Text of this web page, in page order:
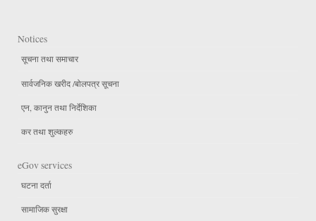
Notices
सूचना तथा समाचार
सार्वजनिक खरीद /बोलपत्र सूचना
एन, कानुन तथा निर्देशिका
कर तथा शुल्कहरु
eGov services
घटना दर्ता
सामाजिक सुरक्षा